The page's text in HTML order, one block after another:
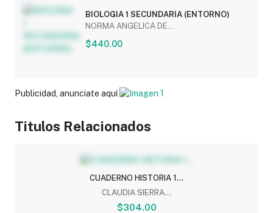
BIOLOGIA 1 SECUNDARIA (ENTORNO)
NORMA ANGELICA DE...
$440.00
Publicidad, anunciate aquí
Titulos Relacionados
CUADERNO HISTORIA 1...
CLAUDIA SIERRA...
$304.00